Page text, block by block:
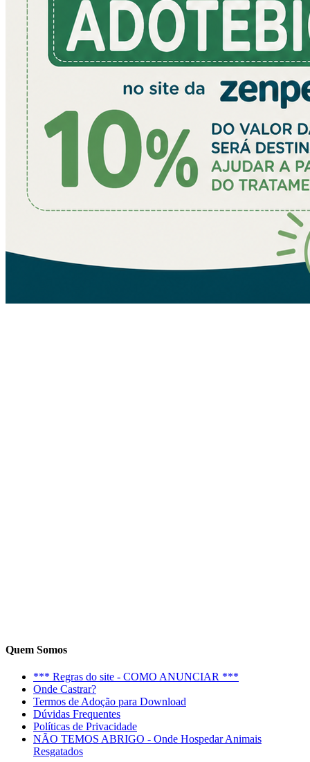
Quem Somos
*** Regras do site - COMO ANUNCIAR ***
Onde Castrar?
Termos de Adoção para Download
Dúvidas Frequentes
Políticas de Privacidade
NÃO TEMOS ABRIGO - Onde Hospedar Animais
Resgatados